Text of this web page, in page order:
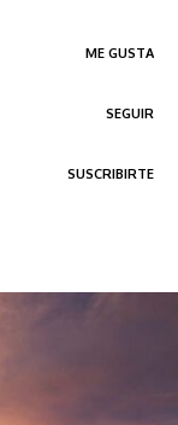
ME GUSTA
SEGUIR
SUSCRIBIRTE